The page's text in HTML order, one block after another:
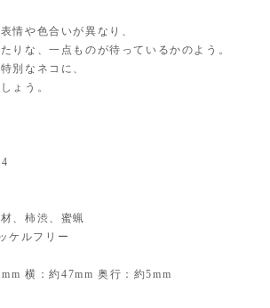
情や色合いが異なり、
りな、一点ものが待っているかのよう。
別なネコに、
ょう。
材、柿渋、蜜蝋
ケルフリー
横：約47mm 奥行：約5mm